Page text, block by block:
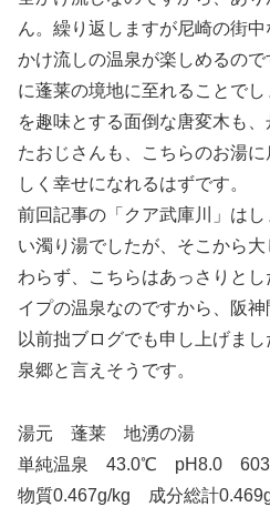
ん。繰り返しますが尼崎の街
かけ流しの温泉が楽しめるの
に蓬莱の境地に至れることで
を趣味とする面倒な唐変木も
たおじさんも、こちらのお湯
しく幸せになれるはずです。
前回記事の「クア武庫川」は
い濁り湯でしたが、そこから
わらず、こちらはあっさりと
イプの温泉なのですから、阪神
以前拙ブログでも申し上げま
泉郷と言えそうです。
湯元 蓬莱 地湧の湯
単純温泉 43.0℃ pH8.0
物質0.467g/kg 成分総計